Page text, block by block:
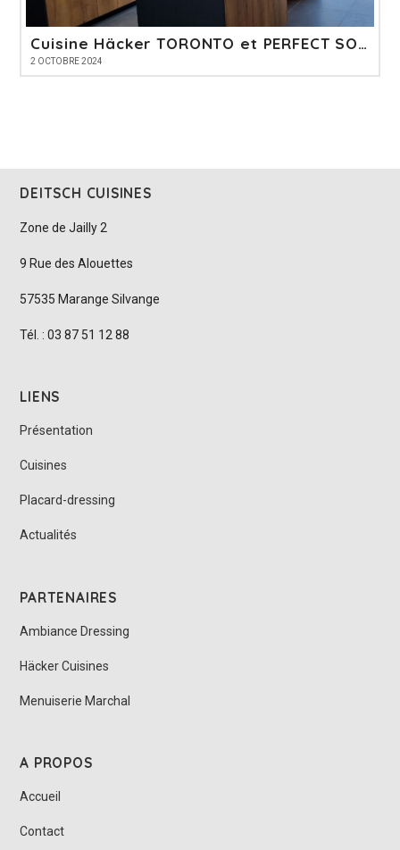
Cuisine Häcker TORONTO et PERFECT SOFT
2 OCTOBRE 2024
DEITSCH CUISINES
Zone de Jailly 2
9 Rue des Alouettes
57535 Marange Silvange
Tél. : 03 87 51 12 88
LIENS
Présentation
Cuisines
Placard-dressing
Actualités
PARTENAIRES
Ambiance Dressing
Häcker Cuisines
Menuiserie Marchal
A PROPOS
Accueil
Contact